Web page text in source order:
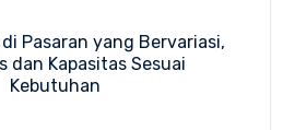
Pasaran yang Bervariasi,
dan Kapasitas Sesuai
Kebutuhan